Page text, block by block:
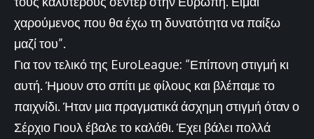
χαρούμενος που θα έχω τη δυνατότητα να παίξω
μαζί του”.
Για τον τελικό της EuroLeague: “Επίπονη στιγμή κι
αυτή. Ήμουν στο σπίτι με φίλους και βλέπαμε το
παιχνίδι. Ήταν μια πραγματικά άσχημη στιγμή όταν ο
Σέρχιο Γιουλ έβαλε το καλάθι. Έχει βάλει πολλά